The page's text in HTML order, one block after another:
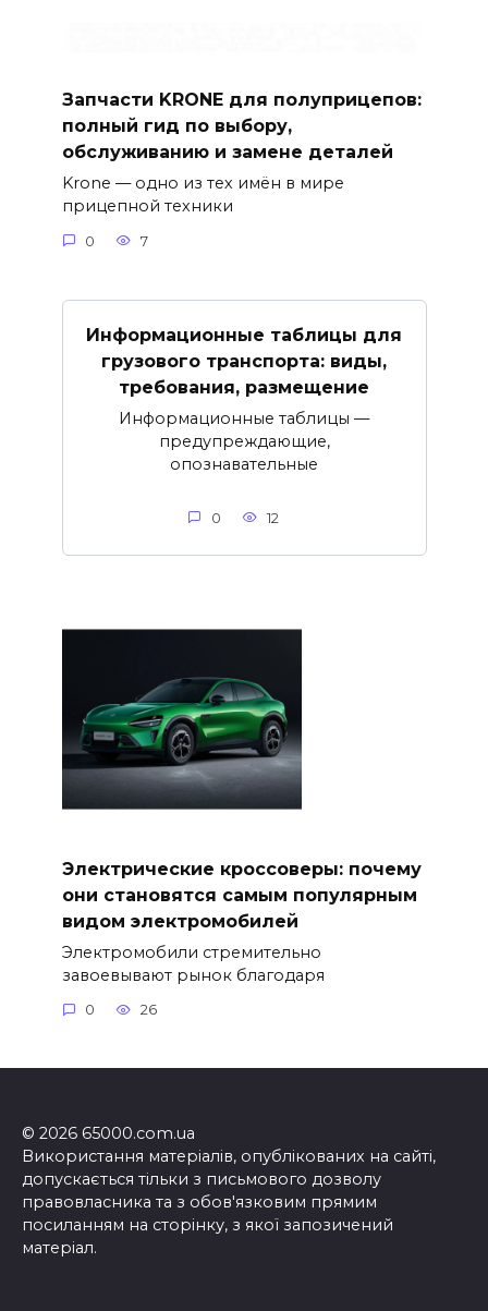
Запчасти KRONE для полуприцепов:
полный гид по выбору,
обслуживанию и замене деталей
Krone — одно из тех имён в мире
прицепной техники
0 7
Информационные таблицы для
грузового транспорта: виды,
требования, размещение
Информационные таблицы —
предупреждающие,
опознавательные
0 12
Электрические кроссоверы: почему
они становятся самым популярным
видом электромобилей
Электромобили стремительно
завоевывают рынок благодаря
0 26
© 2026 65000.com.ua
Використання матеріалів, опублікованих на сайті,
допускається тільки з письмового дозволу
правовласника та з обов'язковим прямим
посиланням на сторінку, з якої запозичений
матеріал.